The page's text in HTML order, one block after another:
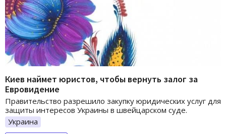
Киев наймет юристов, чтобы вернуть залог за
Евровидение
Правительство разрешило закупку юридических услуг для
защиты интересов Украины в швейцарском суде.
Украина